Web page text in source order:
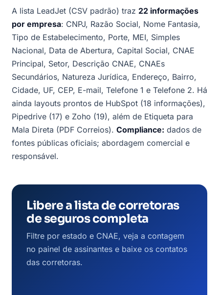
A lista LeadJet (CSV padrão) traz 22 informações
por empresa: CNPJ, Razão Social, Nome Fantasia,
Tipo de Estabelecimento, Porte, MEI, Simples
Nacional, Data de Abertura, Capital Social, CNAE
Principal, Setor, Descrição CNAE, CNAEs
Secundários, Natureza Jurídica, Endereço, Bairro,
Cidade, UF, CEP, E-mail, Telefone 1 e Telefone 2. Há
ainda layouts prontos de HubSpot (18 informações),
Pipedrive (17) e Zoho (19), além de Etiqueta para
Mala Direta (PDF Correios). Compliance: dados de
fontes públicas oficiais; abordagem comercial e
responsável.
Libere a lista de corretoras
de seguros completa
Filtre por estado e CNAE, veja a contagem
no painel de assinantes e baixe os contatos
das corretoras.